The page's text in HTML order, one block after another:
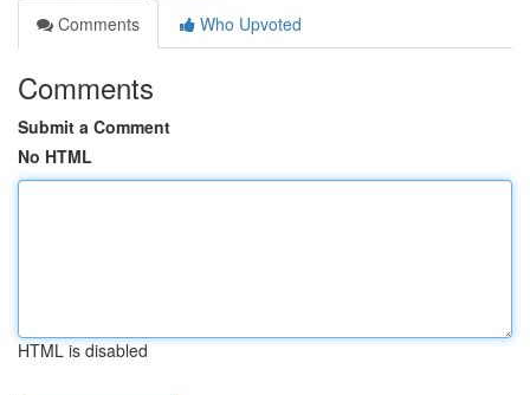
Comments
Who Upvoted
Comments
Submit a Comment
No HTML
HTML is disabled